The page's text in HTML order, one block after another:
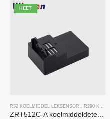
HEET
R32 KOELMIDDEL LEKSENSOR ,, R290 KOELMIDDEL LEKSENSOR
ZRT512C-A koelmiddeldetectiemodule | NDIR -gassensor voor R32, R454B, R290 | Brede spanningsvoeding